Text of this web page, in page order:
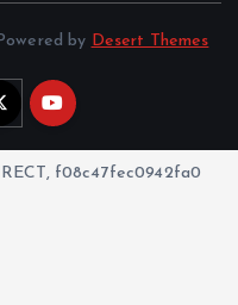
by Desert Themes
f08c47fec0942fa0